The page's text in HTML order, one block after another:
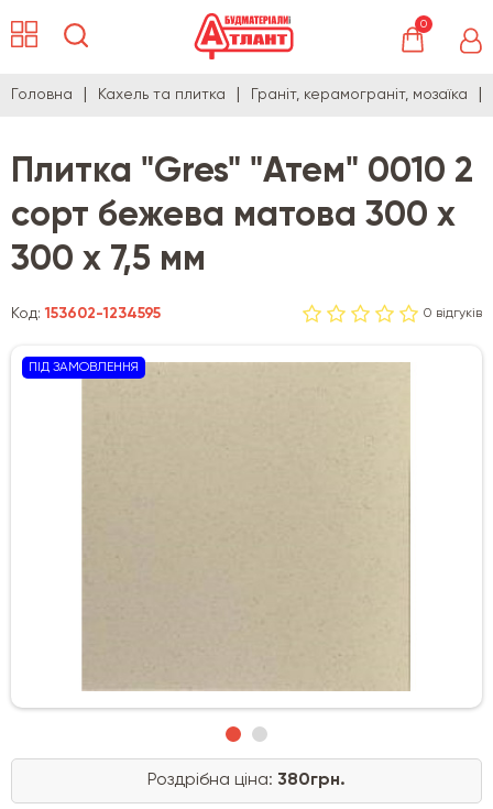
0
Головна Кахель та плитка Граніт, керамограніт, мозаїка
Плитка "Gres" "Атем" 0010 2
сорт бежева матова 300 х
300 х 7,5 мм
Код:153602-1234595 0 відгуків
ПІД ЗАМОВЛЕННЯ
Роздрібна ціна: 380грн.